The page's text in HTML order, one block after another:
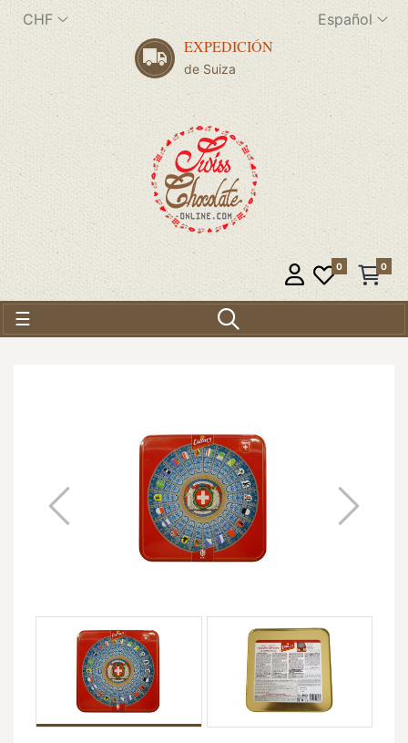
CHF Español
EXPEDICIÓN
de Suiza
0 0
Navegación de palanca
☰